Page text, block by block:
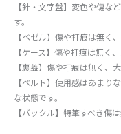
【針・文字盤】変色や傷な
す。
【ベゼル】傷や打痕は無く
【ケース】傷や打痕は無く
【裏蓋】傷や打痕は無く、
【ベルト】使用感はあまり
な状態です。
【バックル】特筆すべき傷